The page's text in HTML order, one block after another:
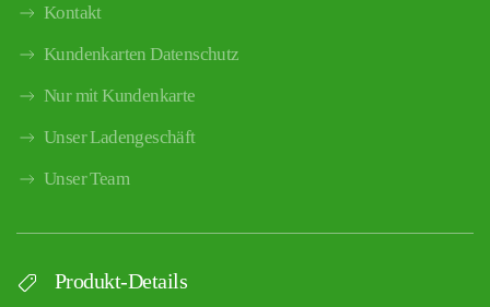
Kontakt
Kundenkarten Datenschutz
Nur mit Kundenkarte
Unser Ladengeschäft
Unser Team
Produkt-Details